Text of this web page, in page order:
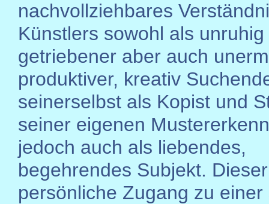
nachvollziehbares
Künstlers sowohl als unruhig
getriebener aber auch
produktiver, kreativ
seinerselbst als Kopist und
seiner eigenen
jedoch auch als liebendes,
begehrendes Subjekt.
persönliche Zugang zu